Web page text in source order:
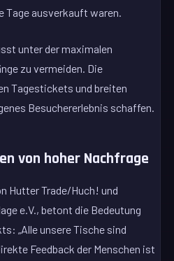
Tage ausverkauft waren.
unter der maximalen
zu vermeiden. Die
Tagestickets und breiten
Besuchererlebnis schaffen.
von hoher Nachfrage
Hutter Trade/Huch! und
e.V., betont die Bedeutung
„Alle unsere Tische sind
Feedback der Menschen ist